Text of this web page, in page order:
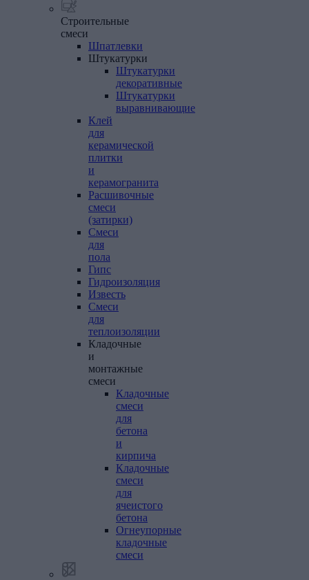
Строительные
смеси
Шпатлевки
Штукатурки
Штукатурки
декоративные
Штукатурки
выравнивающие
Клей
для
керамической
плитки
и
керамогранита
Расшивочные
смеси
(затирки)
Смеси
для
пола
Гипс
Гидроизоляция
Известь
Смеси
для
теплоизоляции
Кладочные
и
монтажные
смеси
Кладочные
смеси
для
бетона
и
кирпича
Кладочные
смеси
для
ячеистого
бетона
Огнеупорные
кладочные
смеси